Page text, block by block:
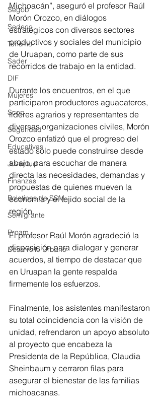
Segob
Sedeco
Turismo
Sader
DIF
Mujeres
Scop
Seguridad
Educativas
Juventud
Finanzas
Boletines de SSM
Semigrante
Proam
Desarrollo Urbano
Michoacán”, aseguró el profesor Raúl
Morón Orozco, en diálogos
estratégicos con diversos sectores
productivos y sociales del municipio
de Uruapan, como parte de sus
recorridos de trabajo en la entidad.
Durante los encuentros, en el que
participaron productores aguacateros,
líderes agrarios y representantes de
diversas organizaciones civiles, Morón
Orozco enfatizó que el progreso del
estado solo puede construirse desde
abajo, para escuchar de manera
directa las necesidades, demandas y
propuestas de quienes mueven la
economía y el tejido social de la
región.
El profesor Raúl Morón agradeció la
disposición para dialogar y generar
acuerdos, al tiempo de destacar que
en Uruapan la gente respalda
firmemente los esfuerzos.
Finalmente, los asistentes manifestaron
su total coincidencia con la visión de
unidad, refrendaron un apoyo absoluto
al proyecto que encabeza la
Presidenta de la República, Claudia
Sheinbaum y cerraron filas para
asegurar el bienestar de las familias
michoacanas.